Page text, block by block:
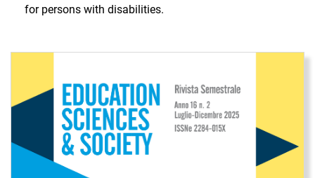
for persons with disabilities.
Immagine di copertina